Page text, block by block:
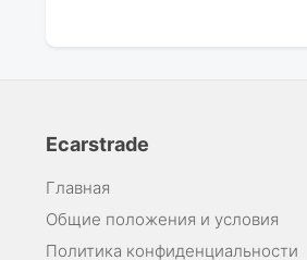
Ecarstrade
Главная
Общие положения и условия
Политика конфиденциальности